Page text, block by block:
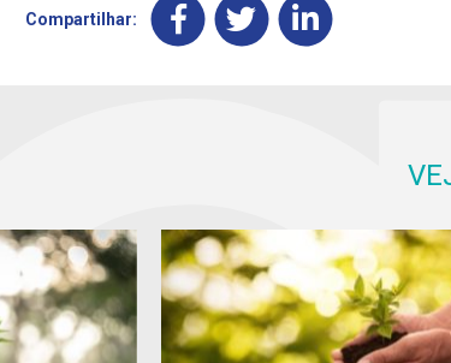
Compartilhar: